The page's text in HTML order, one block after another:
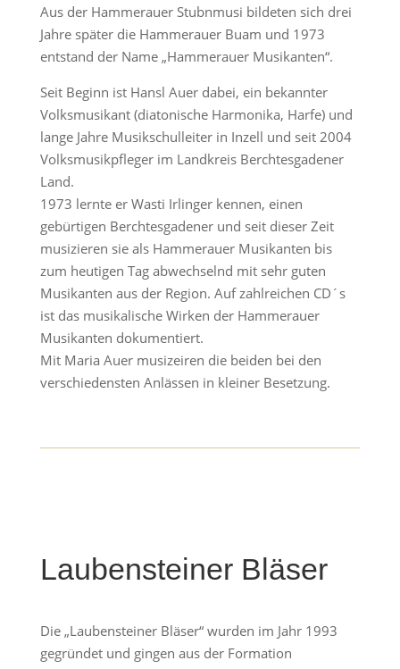
Aus der Hammerauer Stubnmusi bildeten sich drei
Jahre später die Hammerauer Buam und 1973
entstand der Name „Hammerauer Musikanten“.
Seit Beginn ist Hansl Auer dabei, ein bekannter
Volksmusikant (diatonische Harmonika, Harfe) und
lange Jahre Musikschulleiter in Inzell und seit 2004
Volksmusikpfleger im Landkreis Berchtesgadener
Land.
1973 lernte er Wasti Irlinger kennen, einen
gebürtigen Berchtesgadener und seit dieser Zeit
musizieren sie als Hammerauer Musikanten bis
zum heutigen Tag abwechselnd mit sehr guten
Musikanten aus der Region. Auf zahlreichen CD´s
ist das musikalische Wirken der Hammerauer
Musikanten dokumentiert.
Mit Maria Auer musizeiren die beiden bei den
verschiedensten Anlässen in kleiner Besetzung.
Laubensteiner Bläser
Die „Laubensteiner Bläser“ wurden im Jahr 1993
gegründet und gingen aus der Formation